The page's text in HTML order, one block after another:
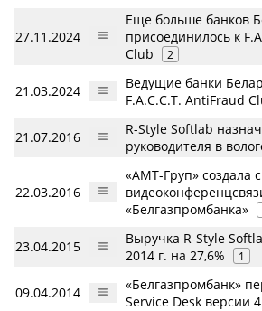
27.11.2024
Еще больше банков
присоединилось к
Club
2
21.03.2024
Ведущие банки
F.A.C.C.T. AntiFraud
21.07.2016
R-Style Softlab
руководителя в
22.03.2016
«АМТ-Груп» создала
«Белгазпромбанка»
23.04.2015
Выручка R-Style
2014 г. на 27,6%
1
09.04.2014
«Белгазпромбанк»
Service Desk версии